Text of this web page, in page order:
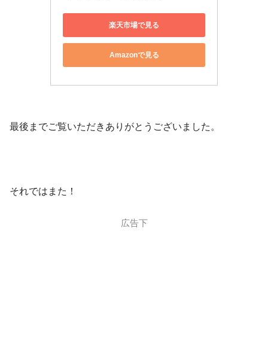
楽天市場で見る
Amazonで見る
最後までご覧いただきありがとうございました。
それではまた！
広告下